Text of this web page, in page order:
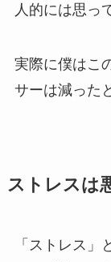
人的には思っ
実際に僕はこ
サーは減った
ストレスは
「ストレス」